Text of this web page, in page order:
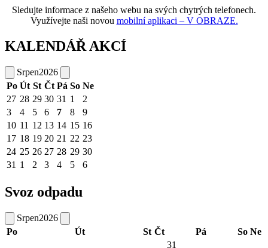
Sledujte informace z našeho webu na svých chytrých telefonech.
Využívejte naši novou mobilní aplikaci – V OBRAZE.
KALENDÁŘ AKCÍ
Srpen2026
Po Út St Čt Pá So Ne
27 28 29 30 31 1
2
3
4 5 6 7 8
9
10 11 12 13 14 15 16
17 18 19 20 21 22 23
24 25 26 27 28 29 30
31 1 2 3 4 5 6
Svoz odpadu
Srpen2026
Po
Út St Čt Pá So Ne
31